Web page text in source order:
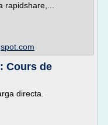
Cours de
directa.